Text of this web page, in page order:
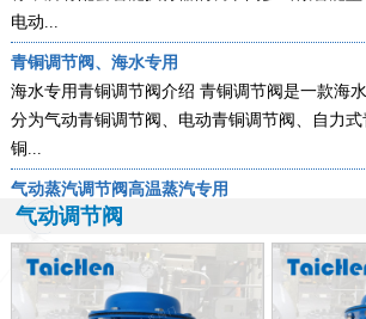
电动...
青铜调节阀、海水专用
海水专用青铜调节阀介绍 青铜调节阀是一款海
分为气动青铜调节阀、电动青铜调节阀、自力
铜...
气动蒸汽调节阀高温蒸汽专用
气动蒸汽调节阀-高温蒸汽专用阀ZXP-16KSW
专门用于高温蒸汽的调节阀，该阀由台臣阀门自
的特...
全不锈钢带指挥器操作式自力式压力调节阀
气动调节阀